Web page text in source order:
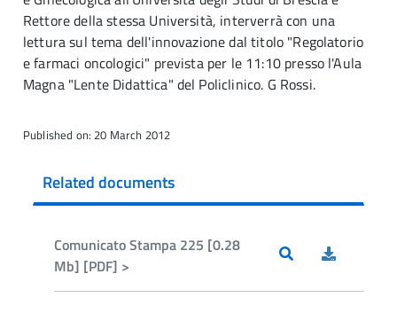
Rettore della stessa Università, interverrà con una
lettura sul tema dell'innovazione dal titolo "Regolatorio
e farmaci oncologici" prevista per le 11:10 presso l'Aula
Magna "Lente Didattica" del Policlinico. G Rossi.
Published on: 20 March 2012
Related documents
Comunicato Stampa 225 [0.28
Mb] [PDF] >